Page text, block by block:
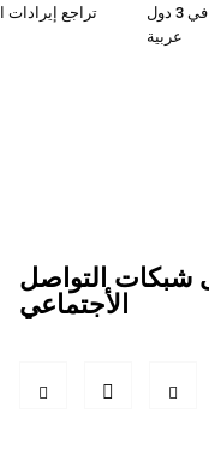
تراجع إيرادات
انخفاض حفارات الغاز والنفط في 3 دول
عربية
شبكات التواصل
الأجتماعي